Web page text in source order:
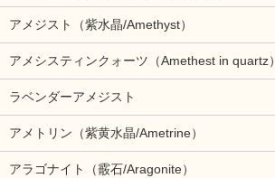
アメジスト（紫水晶/Amethyst）
アメシスティンクォーツ（Amethest in quartz）
ラベンダーアメジスト
アメトリン（紫黄水晶/Ametrine）
アラゴナイト（霰石/Aragonite）